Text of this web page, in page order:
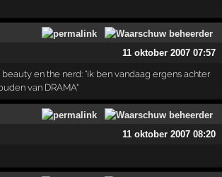
11 oktober 2007 07:57
en the nerd: "ik ben vandaag ergens achter
van DRAMA"
11 oktober 2007 08:20